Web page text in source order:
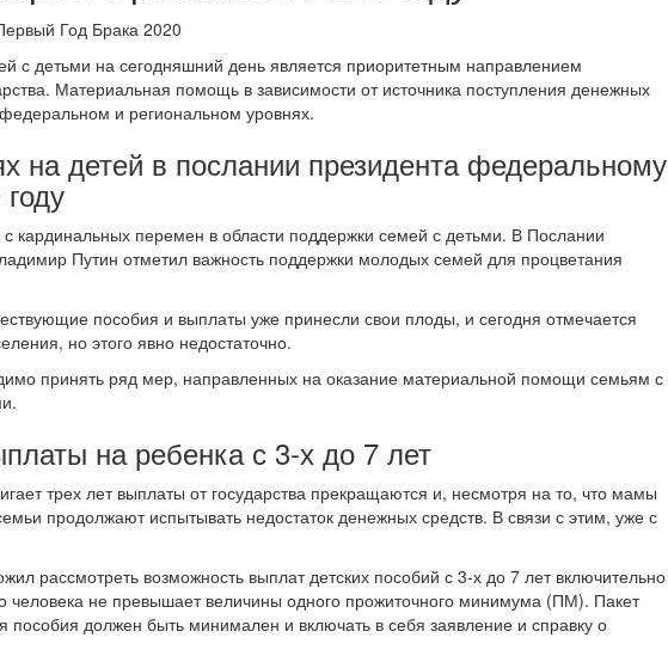
с детьми на сегодняшний день является приоритетным направлением
Материальная помощь в зависимости от источника поступления денежных
и региональном уровнях.
на детей в послании президента федеральному
кардинальных перемен в области поддержки семей с детьми. В Послании
Путин отметил важность поддержки молодых семей для процветания
пособия и выплаты уже принесли свои плоды, и сегодня отмечается
но этого явно недостаточно.
принять ряд мер, направленных на оказание материальной помощи семьям с
на ребенка с 3-х до 7 лет
трех лет выплаты от государства прекращаются и, несмотря на то, что мамы
продолжают испытывать недостаток денежных средств. В связи с этим, уже с
рассмотреть возможность выплат детских пособий с 3-х до 7 лет включительно
человека не превышает величины одного прожиточного минимума (ПМ). Пакет
должен быть минимален и включать в себя заявление и справку о